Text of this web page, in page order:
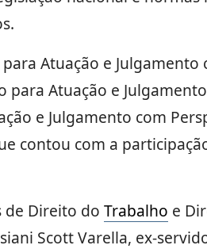
Atuação e
Atuação e
e Julgamento com
contou com a
de Direito do Trabalho e
Scott Varella, ex-